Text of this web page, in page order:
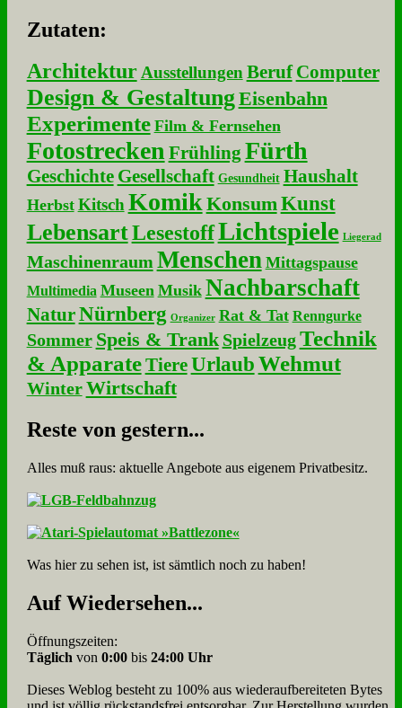
Zu­ta­ten:
Architektur Ausstellungen Beruf Computer
Design & GestaltungEisenbahn
Experimente Film & Fernsehen
Fotostrecken Frühling Fürth
Geschichte Gesellschaft Gesundheit Haushalt
Herbst Kitsch KomikKonsumKunst
LebensartLesestoffLichtspiele Liegerad
Maschinenraum Menschen Mittagspause
Multimedia Museen Musik Nachbarschaft
NaturNürnberg Organizer Rat & Tat Renngurke
Sommer Speis & Trank Spielzeug Technik
& Apparate Tiere UrlaubWehmut
Winter Wirtschaft
Re­ste von ge­stern...
Alles muß raus: aktuelle An­ge­bo­te aus eigenem Privatbesitz.
Was hier zu sehen ist, ist sämt­lich noch zu haben!
Auf Wie­der­se­hen...
Öffnungszeiten:
Täglich von 0:00bis 24:00 Uhr
Dieses Weblog besteht zu 100% aus wie­der­auf­bereite­ten Bytes